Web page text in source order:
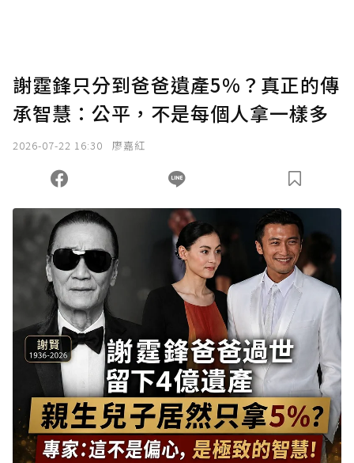
謝霆鋒只分到爸爸遺產5%？真正的傳
承智慧：公平，不是每個人拿一樣多
2026-07-22 16:30 廖嘉紅